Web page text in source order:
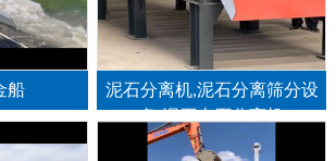
船
泥石分离机,泥石分离筛分设
备,泥石土石分离机